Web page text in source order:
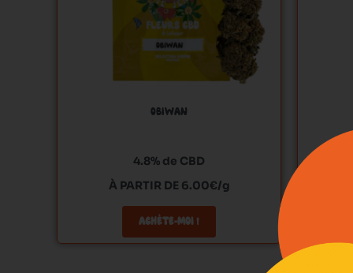
OBIWAN
4.8% de CBD
À PARTIR DE 6.00€/g
ACHÈTE-MOI !
peuvent
être
choisies